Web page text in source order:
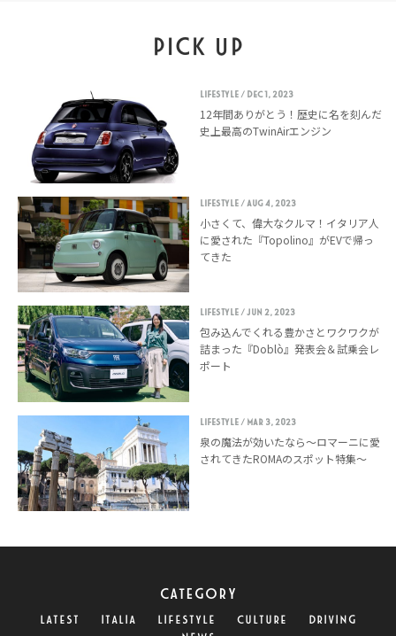
PICK UP
LIFESTYLE / Dec 1, 2023
12年間ありがとう！歴史に名を刻んだ
史上最高のTwinAirエンジン
LIFESTYLE / Aug 4, 2023
小さくて、偉大なクルマ！イタリア人
に愛された『Topolino』がEVで帰っ
てきた
LIFESTYLE/ Jun 2, 2023
包み込んでくれる豊かさとワクワクが
詰まった『Doblò』発表会＆試乗会レ
ポート
LIFESTYLE / Mar 3, 2023
泉の魔法が効いたなら〜ロマーニに愛
されてきたROMAのスポット特集〜
CATEGORY
LATEST ITALIA LIFESTYLE CULTURE
DRIVING